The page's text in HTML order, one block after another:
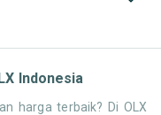
Indonesia
harga terbaik? Di OLX